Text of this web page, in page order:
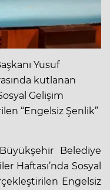
Yusuf
kutlanan
Gelişim
“Engelsiz Şenlik”
Belediye
Haftası’nda Sosyal
Engelsiz